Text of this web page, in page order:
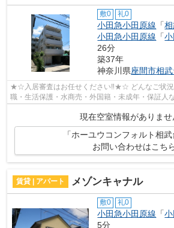
敷0 礼0
小田急小田原線 「
小田急小田原線 「
26分
築37年
神奈川県座間市相
★☆入居審査はお任せください‼★☆ どんなご状況
職・生活保護・水商売・外国籍・未成年・保証人
現在空室情報がありませ
「ホーユウコンフォルト相
お問い合わせはこち
賃貸 | アパート メゾンキャナル
敷0 礼0
小田急小田原線 「
5分